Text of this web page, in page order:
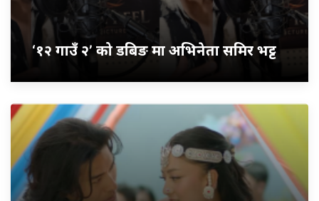
‘१२ गाउँ २’ को डबिङ मा अभिनेता समिर भट्ट